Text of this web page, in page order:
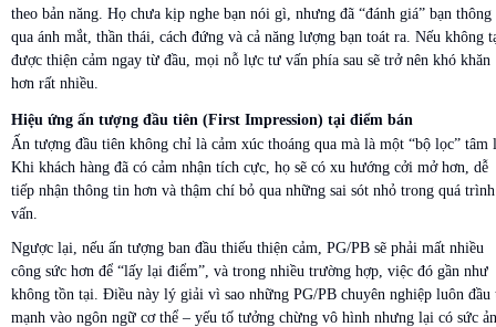
theo bản năng. Họ chưa kịp nghe bạn nói gì, nhưng đã “đánh giá” bạn thông
qua ánh mắt, thần thái, cách đứng và cả năng lượng bạn toát ra. Nếu không
được thiện cảm ngay từ đầu, mọi nỗ lực tư vấn phía sau sẽ trở nên khó khăn
hơn rất nhiều.
Hiệu ứng ấn tượng đầu tiên (First Impression) tại điểm bán
Ấn tượng đầu tiên không chỉ là cảm xúc thoáng qua mà là một “bộ lọc” tâm
Khi khách hàng đã có cảm nhận tích cực, họ sẽ có xu hướng cởi mở hơn, dễ
tiếp nhận thông tin hơn và thậm chí bỏ qua những sai sót nhỏ trong quá
vấn.
Ngược lại, nếu ấn tượng ban đầu thiếu thiện cảm, PG/PB sẽ phải mất nhiều
công sức hơn để “lấy lại điểm”, và trong nhiều trường hợp, việc đó gần như
không tồn tại. Điều này lý giải vì sao những PG/PB chuyên nghiệp luôn đầu
mạnh vào ngôn ngữ cơ thể – yếu tố tưởng chừng vô hình nhưng lại có sức